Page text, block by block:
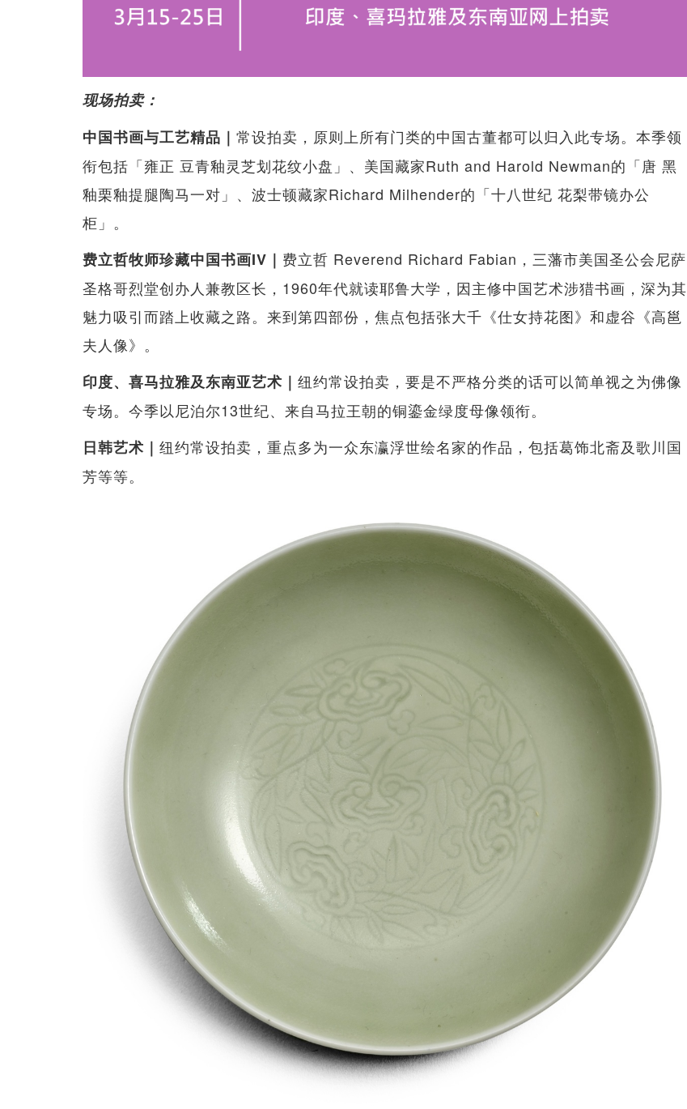
现场拍卖：
中国书画与工艺精品｜ 常设拍卖，原则上所有门类的中国古董都可以归入此专场。本季领
衔包括「雍正 豆青釉灵芝划花纹小盘」、美国藏家Ruth and Harold Newman的「唐 黑
釉栗釉提腿陶马一对」、波士顿藏家Richard Milhender的「十八世纪 花梨带镜办公
柜」。
费立哲牧师珍藏中国书画IV｜ 费立哲 Reverend Richard Fabian，三藩市美国圣公会尼萨
圣格哥烈堂创办人兼教区长，1960年代就读耶鲁大学，因主修中国艺术涉猎书画，深为其
魅力吸引而踏上收藏之路。来到第四部份，焦点包括张大千《仕女持花图》和虚谷《高邕
夫人像》。
印度、喜马拉雅及东南亚艺术｜ 纽约常设拍卖，要是不严格分类的话可以简单视之为佛像
专场。今季以尼泊尔13世纪、来自马拉王朝的铜鎏金绿度母像领衔。
日韩艺术｜ 纽约常设拍卖，重点多为一众东瀛浮世绘名家的作品，包括葛饰北斋及歌川国
芳等等。